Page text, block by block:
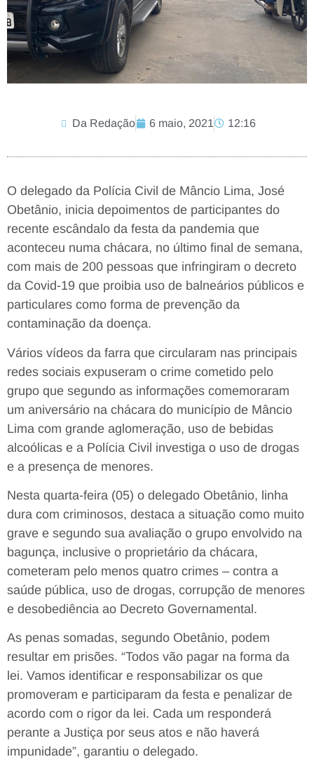
Da Redação 6 maio, 2021 12:16
O delegado da Polícia Civil de Mâncio Lima, José
Obetânio, inicia depoimentos de participantes do
recente escândalo da festa da pandemia que
aconteceu numa chácara, no último final de semana,
com mais de 200 pessoas que infringiram o decreto
da Covid-19 que proibia uso de balneários públicos e
particulares como forma de prevenção da
contaminação da doença.
Vários vídeos da farra que circularam nas principais
redes sociais expuseram o crime cometido pelo
grupo que segundo as informações comemoraram
um aniversário na chácara do município de Mâncio
Lima com grande aglomeração, uso de bebidas
alcoólicas e a Polícia Civil investiga o uso de drogas
e a presença de menores.
Nesta quarta-feira (05) o delegado Obetânio, linha
dura com criminosos, destaca a situação como muito
grave e segundo sua avaliação o grupo envolvido na
bagunça, inclusive o proprietário da chácara,
cometeram pelo menos quatro crimes – contra a
saúde pública, uso de drogas, corrupção de menores
e desobediência ao Decreto Governamental.
As penas somadas, segundo Obetânio, podem
resultar em prisões. “Todos vão pagar na forma da
lei. Vamos identificar e responsabilizar os que
promoveram e participaram da festa e penalizar de
acordo com o rigor da lei. Cada um responderá
perante a Justiça por seus atos e não haverá
impunidade”, garantiu o delegado.